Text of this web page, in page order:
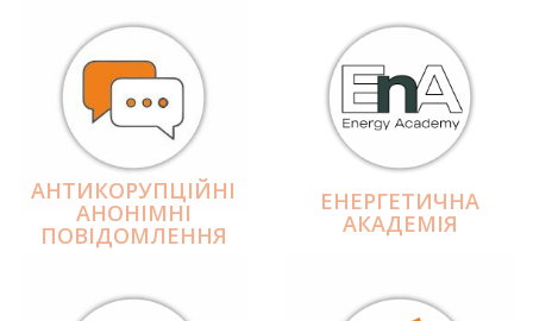
АНТИКОРУПЦІЙНІ
АНОНІМНІ
ПОВІДОМЛЕННЯ
ЕНЕРГЕТИЧНА
АКАДЕМІЯ